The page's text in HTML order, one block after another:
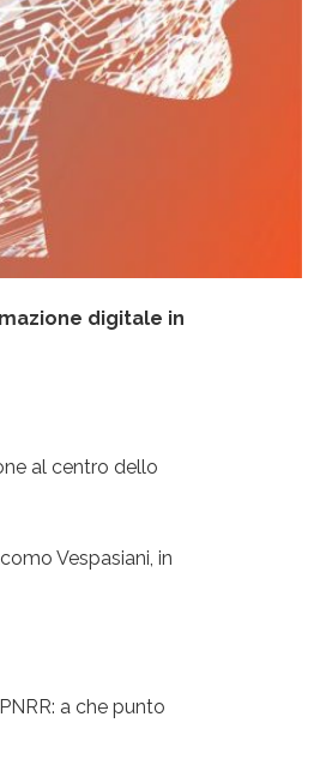
digitale in
al centro dello
Vespasiani, in
a che punto